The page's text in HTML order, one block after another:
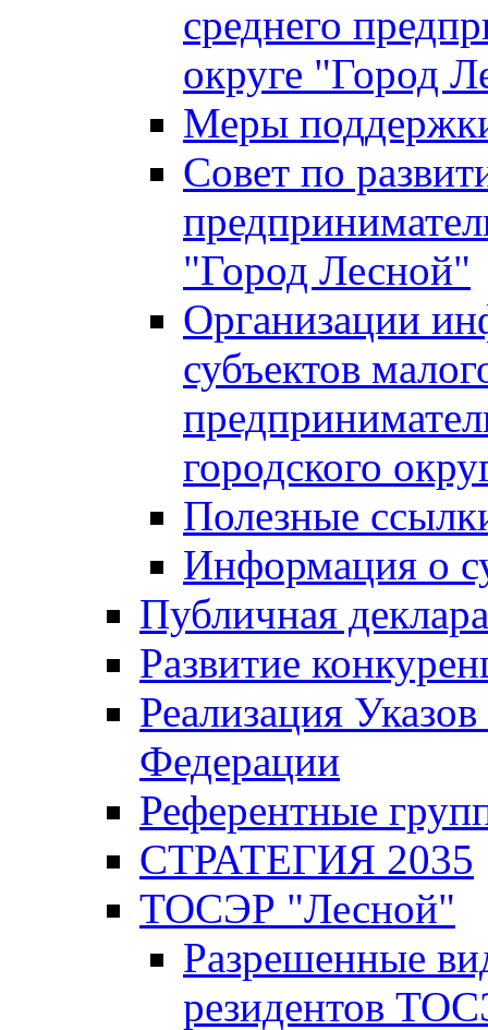
среднего
округе "Город
Меры
Совет по
"Город Лесной"
Организации
субъектов
городского
Полезные
Информация о
Публичная
Развитие
Реализация
Федерации
Референтные
СТРАТЕГИЯ 2035
ТОСЭР "Лесной"
Разрешенные
резидентов